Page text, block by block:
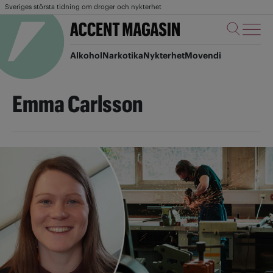
Sveriges största tidning om droger och nykterhet
AlkoholNarkotikaNykterhetMovendi
Emma Carlsson